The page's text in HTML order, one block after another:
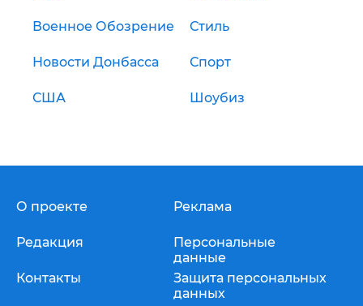
Военное Обозрение Стиль
Новости Донбасса Спорт
США Шоубиз
О проекте
Редакция
Контакты
Реклама
Персональные
данные
Защита персональных
данных